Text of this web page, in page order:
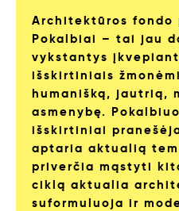
Architektūros fondo
Pokalbiai – tai jau
vykstantys
išskirtiniais
humanišką, jautrią,
asmenybę.
išskirtiniai
aptaria aktualią
priverčia mąstyti
ciklą aktualia
suformuluoja ir